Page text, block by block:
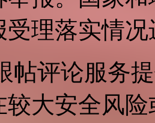
受理落实情
帖评论服务
较大安全风